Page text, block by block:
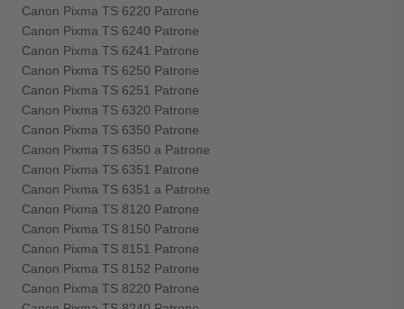
Canon Pixma TS 6220 Patrone
Canon Pixma TS 6240 Patrone
Canon Pixma TS 6241 Patrone
Canon Pixma TS 6250 Patrone
Canon Pixma TS 6251 Patrone
Canon Pixma TS 6320 Patrone
Canon Pixma TS 6350 Patrone
Canon Pixma TS 6350 a Patrone
Canon Pixma TS 6351 Patrone
Canon Pixma TS 6351 a Patrone
Canon Pixma TS 8120 Patrone
Canon Pixma TS 8150 Patrone
Canon Pixma TS 8151 Patrone
Canon Pixma TS 8152 Patrone
Canon Pixma TS 8220 Patrone